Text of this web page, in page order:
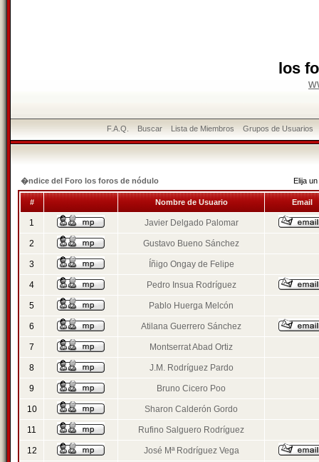
los
F.A.Q. Buscar Lista de Miembros Grupos de Usuarios
�ndice del Foro los foros de nódulo Elija
# Nombre de Usuario Email
1 Javier Delgado Palomar
2 Gustavo Bueno Sánchez
3 Íñigo Ongay de Felipe
4 Pedro Insua Rodríguez
5 Pablo Huerga Melcón
6 Atilana Guerrero Sánchez
7 Montserrat Abad Ortiz
8 J.M. Rodríguez Pardo
9 Bruno Cicero Poo
10 Sharon Calderón Gordo
11 Rufino Salguero Rodríguez
12 José Mª Rodríguez Vega